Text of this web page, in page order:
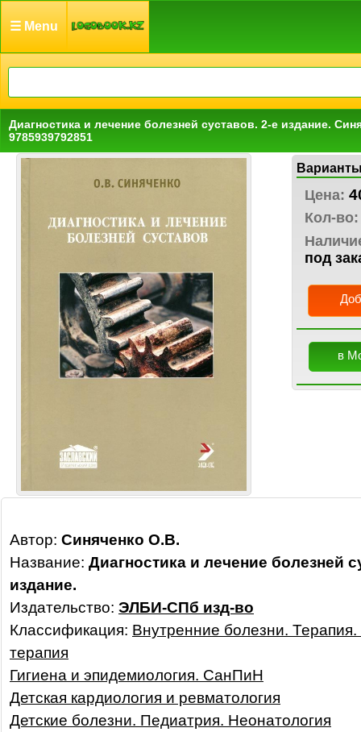
☰ Menu
Диагностика и лечение болезней суставов. 2-е издание.
9785939792851
Цена:
Кол-во:
под
в
Автор: Синяченко О.В.
Название: Диагностика и лечение болезней
издание.
Издательство: ЭЛБИ-СПб изд-во
Классификация: Внутренние болезни. Терапия.
терапия
Гигиена и эпидемиология. СанПиН
Детская кардиология и ревматология
Детские болезни. Педиатрия. Неонатология